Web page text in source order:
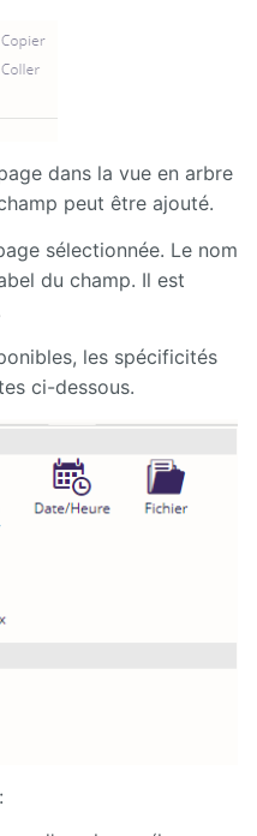
dans la vue en arbre
peut être ajouté.
sélectionnée. Le nom
du champ. Il est
les spécificités
ci-dessous.